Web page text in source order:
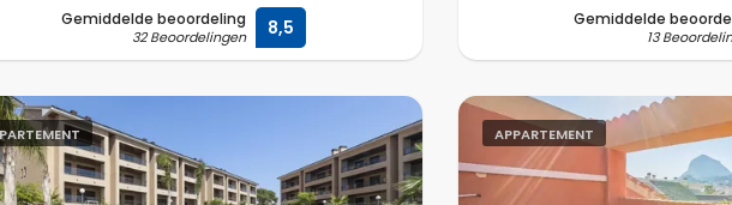
Gemiddelde beoordeling
32 Beoordelingen 8,5 Gemiddelde
13
APPARTEMENT